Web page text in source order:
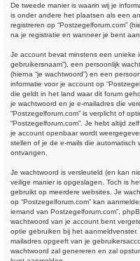
De tweede manier is waarin wij je
is onder andere het plaatsen als een
registreren op “Postzegelforum.com”
na je registratie en wanneer je bent
Je account bevat minstens een unieke
gebruikersnaam”), een persoonlijk
(hierna “je wachtwoord”) en een
informatie voor je account op
die geldt in het land waar dit forum
je wachtwoord en je e-mailadres die
“Postzegelforum.com” is verplicht of
“Postzegelforum.com”. Je hebt altijd
je account openbaar wordt
stellen of je de e-mails die automatisch
ontvangen.
Je wachtwoord is versleuteld (en kan
veilige manier is opgeslagen. Toch is
gebruikt op meerdere websites. Je
op “Postzegelforum.com” kan
iemand van Postzegelforum.com”,
wachtwoord van je account bent
optie gebruiken bij het
mailadres opgeeft van je
wachtwoord zal genereren en zal